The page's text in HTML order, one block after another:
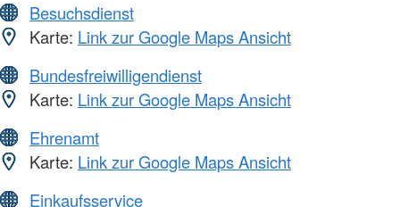
Besuchsdienst
Karte: Link zur Google Maps Ansicht
Bundesfreiwilligendienst
Karte: Link zur Google Maps Ansicht
Ehrenamt
Karte: Link zur Google Maps Ansicht
Einkaufsservice